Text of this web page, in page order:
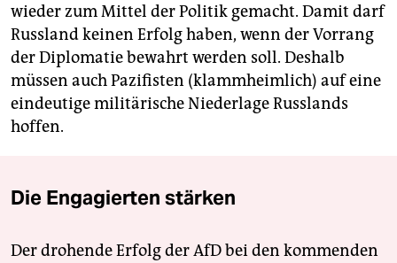
wieder zum Mittel der Politik gemacht. Damit darf
Russland keinen Erfolg haben, wenn der Vorrang
der Diplomatie bewahrt werden soll. Deshalb
müssen auch Pazifisten (klammheimlich) auf eine
eindeutige militärische Niederlage Russlands
hoffen.
Die Engagierten stärken
Der drohende Erfolg der AfD bei den kommenden